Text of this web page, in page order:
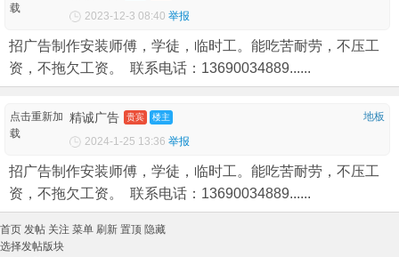
载
2023-12-3 08:40 举报
招广告制作安装师傅，学徒，临时工。能吃苦耐劳，不压工
资，不拖欠工资。 联系电话：13690034889......
点击重新加
载
精诚广告 贵宾 楼主
地板
2024-1-25 13:36 举报
招广告制作安装师傅，学徒，临时工。能吃苦耐劳，不压工
资，不拖欠工资。 联系电话：13690034889......
首页 发帖 关注 菜单 刷新 置顶 隐藏
选择发帖版块